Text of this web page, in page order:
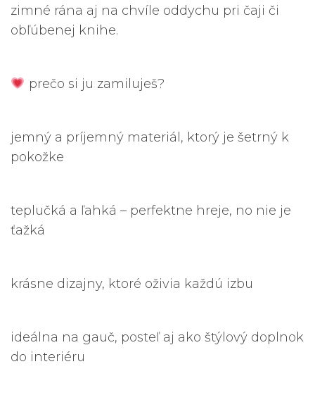
zimné rána aj na chvíle oddychu pri čaji či
obľúbenej knihe.
prečo si ju zamiluješ?
jemný a príjemný materiál, ktorý je šetrný k
pokožke
teplučká a ľahká – perfektne hreje, no nie je
ťažká
krásne dizajny, ktoré oživia každú izbu
ideálna na gauč, posteľ aj ako štýlový doplnok
do interiéru